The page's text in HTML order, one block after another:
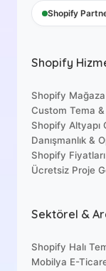
Shopify
Shopify
Shopify
Custom Tema
Shopify Altyapı
Danışmanlık &
Shopify
Ücretsiz Proje
Sektörel &
Shopify Halı
Mobilya E-